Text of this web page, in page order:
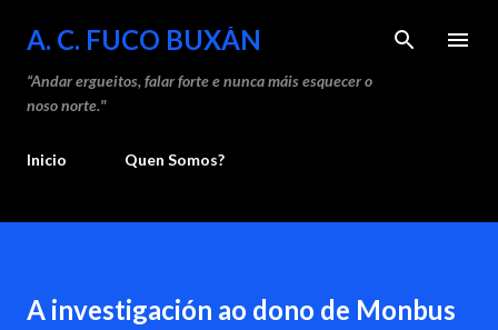
Saltar ao contido principal
A. C. FUCO BUXÁN
“Andar ergueitos, falar forte e nunca máis esquecer o
noso norte."
Inicio Quen Somos?
A investigación ao dono de Monbus